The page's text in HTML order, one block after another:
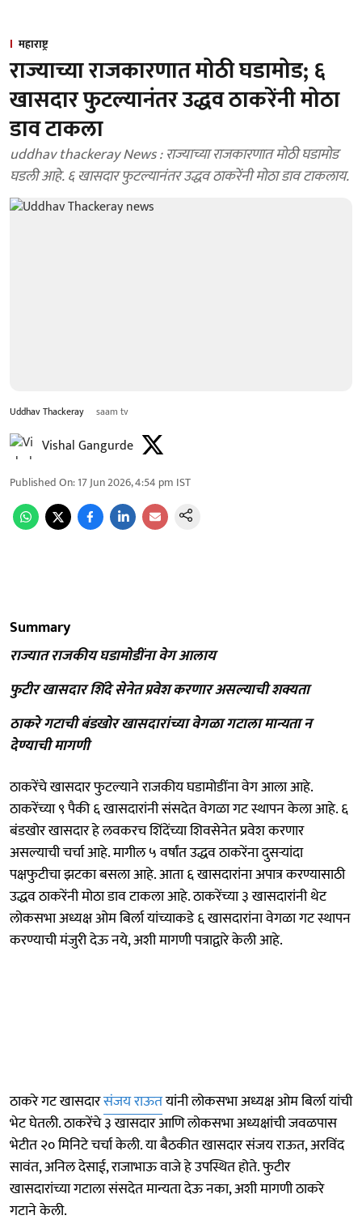
महाराष्ट्र
राज्याच्या राजकारणात मोठी घडामोड; ६
खासदार फुटल्यानंतर उद्धव ठाकरेंनी मोठा
डाव टाकला
uddhav thackeray News : राज्याच्या राजकारणात मोठी घडामोड
घडली आहे. ६ खासदार फुटल्यानंतर उद्धव ठाकरेंनी मोठा डाव टाकलाय.
Uddhav Thackeray saam tv
Vishal Gangurde
Published On:17 Jun 2026, 4:54 pm IST
Summary
राज्यात राजकीय घडामोडींना वेग आलाय
फुटीर खासदार शिंदे सेनेत प्रवेश करणार असल्याची शक्यता
ठाकरे गटाची बंडखोर खासदारांच्या वेगळा गटाला मान्यता न
देण्याची मागणी
ठाकरेंचे खासदार फुटल्याने राजकीय घडामोडींना वेग आला आहे.
ठाकरेंच्या ९ पैकी ६ खासदारांनी संसदेत वेगळा गट स्थापन केला आहे. ६
बंडखोर खासदार हे लवकरच शिंदेंच्या शिवसेनेत प्रवेश करणार
असल्याची चर्चा आहे. मागील ५ वर्षांत उद्धव ठाकरेंना दुसर्‍यांदा
पक्षफुटीचा झटका बसला आहे. आता ६ खासदारांना अपात्र करण्यासाठी
उद्धव ठाकरेंनी मोठा डाव टाकला आहे. ठाकरेंच्या ३ खासदारांनी थेट
लोकसभा अध्यक्ष ओम बिर्ला यांच्याकडे ६ खासदारांना वेगळा गट स्थापन
करण्याची मंजुरी देऊ नये, अशी मागणी पत्राद्वारे केली आहे.
ठाकरे गट खासदारसंजय राऊतयांनी लोकसभा अध्यक्ष ओम बिर्ला यांची
भेट घेतली. ठाकरेंचे ३ खासदार आणि लोकसभा अध्यक्षांची जवळपास
भेटीत २० मिनिटे चर्चा केली. या बैठकीत खासदार संजय राऊत, अरविंद
सावंत, अनिल देसाई, राजाभाऊ वाजे हे उपस्थित होते. फुटीर
खासदारांच्या गटाला संसदेत मान्यता देऊ नका, अशी मागणी ठाकरे
गटाने केली.